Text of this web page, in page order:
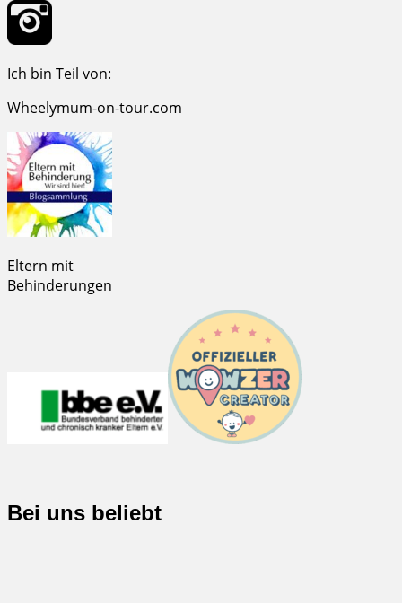
Ich bin Teil von:
Wheelymum-on-tour.com
Eltern mit
Behinderungen
Bei uns beliebt